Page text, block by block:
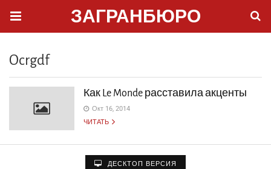
ЗАГРАНБЮРО
Ocrgdf
Как Le Monde расставила акценты
Окт 16, 2014
ЧИТАТЬ
ДЕСКТОП ВЕРСИЯ